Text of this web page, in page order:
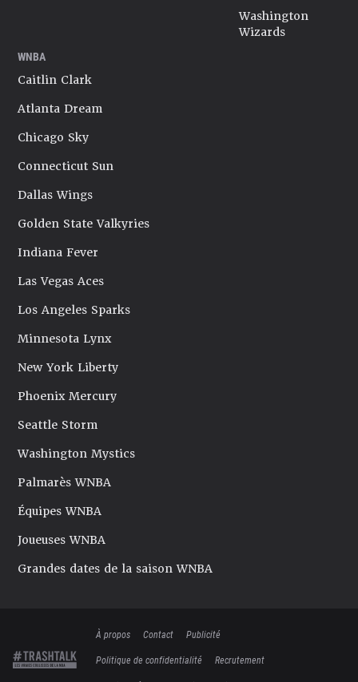
Washington
Wizards
WNBA
Caitlin Clark
Atlanta Dream
Chicago Sky
Connecticut Sun
Dallas Wings
Golden State Valkyries
Indiana Fever
Las Vegas Aces
Los Angeles Sparks
Minnesota Lynx
New York Liberty
Phoenix Mercury
Seattle Storm
Washington Mystics
Palmarès WNBA
Équipes WNBA
Joueuses WNBA
Grandes dates de la saison WNBA
À propos Contact
Publicité
Politique de confidentialité
Recrutement